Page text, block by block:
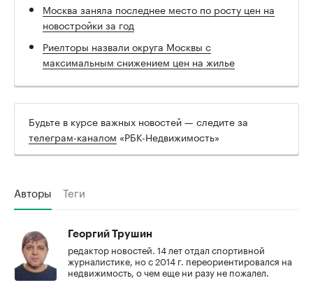
Москва заняла последнее место по росту цен на
новостройки за год
Риелторы назвали округа Москвы с
максимальным снижением цен на жилье
Будьте в курсе важных новостей — следите за
телеграм-каналом «РБК-Недвижимость»
Авторы Теги
Георгий Трушин
редактор новостей. 14 лет отдал спортивной
журналистике, но с 2014 г. переориентировался на
недвижимость, о чем еще ни разу не пожалел.